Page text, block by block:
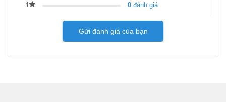
1
0 đánh giá
Gửi đánh giá của bạn